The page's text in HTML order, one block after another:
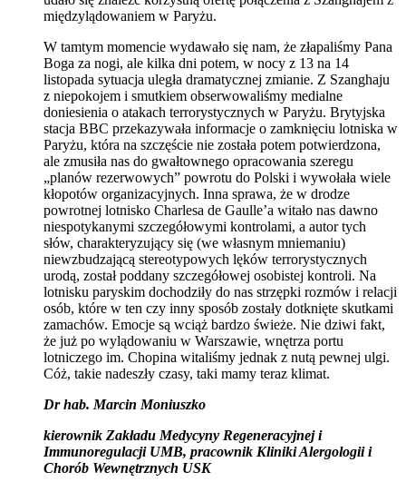
międzylądowaniem w Paryżu.
W tamtym momencie wydawało się nam, że złapaliśmy Pana
Boga za nogi, ale kilka dni potem, w nocy z 13 na 14
listopada sytuacja uległa dramatycznej zmianie. Z Szanghaju
z niepokojem i smutkiem obserwowaliśmy medialne
doniesienia o atakach terrorystycznych w Paryżu. Brytyjska
stacja BBC przekazywała informacje o zamknięciu lotniska w
Paryżu, która na szczęście nie została potem potwierdzona,
ale zmusiła nas do gwałtownego opracowania szeregu
„planów rezerwowych” powrotu do Polski i wywołała wiele
kłopotów organizacyjnych. Inna sprawa, że w drodze
powrotnej lotnisko Charlesa de Gaulle’a witało nas dawno
niespotykanymi szczegółowymi kontrolami, a autor tych
słów, charakteryzujący się (we własnym mniemaniu)
niewzbudzającą stereotypowych lęków terrorystycznych
urodą, został poddany szczegółowej osobistej kontroli. Na
lotnisku paryskim dochodziły do nas strzępki rozmów i relacji
osób, które w ten czy inny sposób zostały dotknięte skutkami
zamachów. Emocje są wciąż bardzo świeże. Nie dziwi fakt,
że już po wylądowaniu w Warszawie, wnętrza portu
lotniczego im. Chopina witaliśmy jednak z nutą pewnej ulgi.
Cóż, takie nadeszły czasy, taki mamy teraz klimat.
Dr hab. Marcin Moniuszko
kierownik Zakładu Medycyny Regeneracyjnej i
Immunoregulacji UMB, pracownik Kliniki Alergologii i
Chorób Wewnętrznych USK